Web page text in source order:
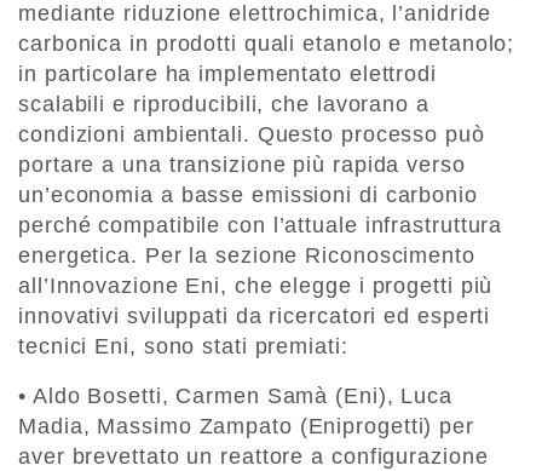
mediante riduzione elettrochimica, l’anidride
carbonica in prodotti quali etanolo e metanolo;
in particolare ha implementato elettrodi
scalabili e riproducibili, che lavorano a
condizioni ambientali. Questo processo può
portare a una transizione più rapida verso
un’economia a basse emissioni di carbonio
perché compatibile con l’attuale infrastruttura
energetica. Per la sezione Riconoscimento
all’Innovazione Eni, che elegge i progetti più
innovativi sviluppati da ricercatori ed esperti
tecnici Eni, sono stati premiati:
• Aldo Bosetti, Carmen Samà (Eni), Luca
Madia, Massimo Zampato (Eniprogetti) per
aver brevettato un reattore a configurazione